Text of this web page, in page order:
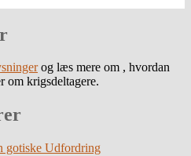
og læs mere om , hvordan
om krigsdeltagere.
gotiske Udfordring